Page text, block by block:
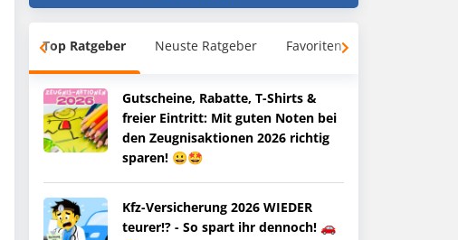
Top Ratgeber Neuste Ratgeber Favoriten
Gutscheine, Rabatte, T-Shirts &
freier Eintritt: Mit guten Noten bei
den Zeugnisaktionen 2026 richtig
sparen! 😀🤩
Kfz-Versicherung 2026 WIEDER
teurer!? - So spart ihr dennoch! 🚗